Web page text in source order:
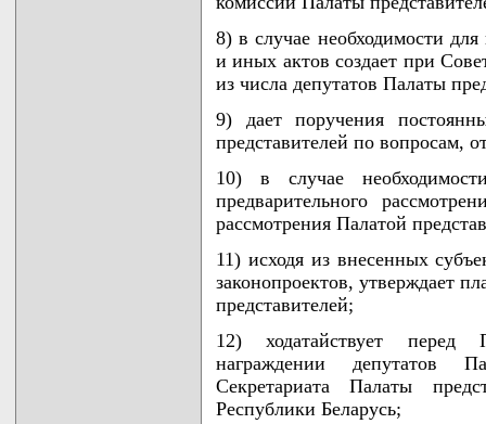
8) в случае необходимости
и иных актов создает при
из числа депутатов Палаты
9) дает поручения
представителей по вопросам,
10) в случае
предварительного
рассмотрения Палатой
11) исходя из внесенных
законопроектов, утверждает
представителей;
12) ходатайствует перед
награждении депутатов
Секретариата Палаты
Республики Беларусь;